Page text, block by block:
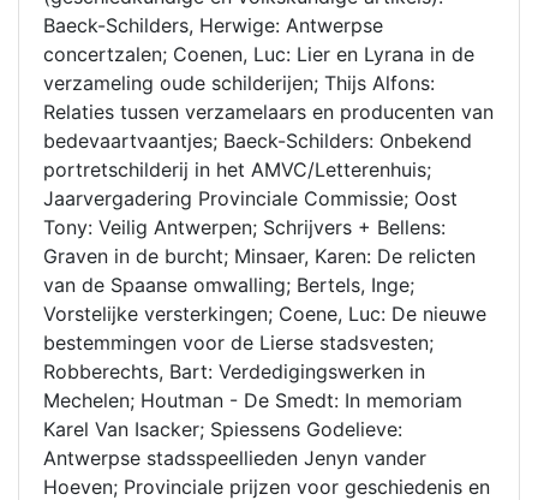
Baeck-Schilders, Herwige: Antwerpse
concertzalen; Coenen, Luc: Lier en Lyrana in de
verzameling oude schilderijen; Thijs Alfons:
Relaties tussen verzamelaars en producenten van
bedevaartvaantjes; Baeck-Schilders: Onbekend
portretschilderij in het AMVC/Letterenhuis;
Jaarvergadering Provinciale Commissie; Oost
Tony: Veilig Antwerpen; Schrijvers + Bellens:
Graven in de burcht; Minsaer, Karen: De relicten
van de Spaanse omwalling; Bertels, Inge;
Vorstelijke versterkingen; Coene, Luc: De nieuwe
bestemmingen voor de Lierse stadsvesten;
Robberechts, Bart: Verdedigingswerken in
Mechelen; Houtman - De Smedt: In memoriam
Karel Van Isacker; Spiessens Godelieve:
Antwerpse stadsspeellieden Jenyn vander
Hoeven; Provinciale prijzen voor geschiedenis en